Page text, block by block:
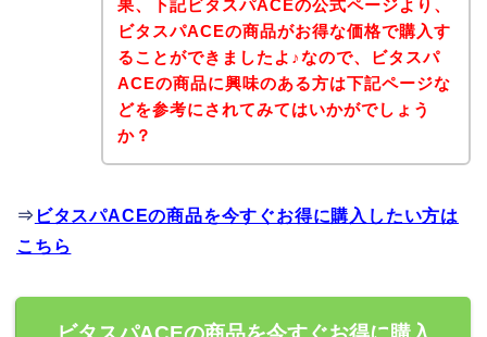
果、下記ビタスパACEの公式ページより、
ビタスパACEの商品がお得な価格で購入す
ることができましたよ♪なので、ビタスパ
ACEの商品に興味のある方は下記ページな
どを参考にされてみてはいかがでしょう
か？
⇒ ビタスパACEの商品を今すぐお得に購入したい方は
こちら